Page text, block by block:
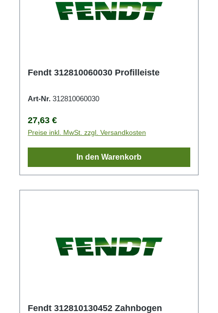
Fendt 312810060030 Profilleiste
Art-Nr. 312810060030
Regulärer Preis:
27,63 €
Preise inkl. MwSt. zzgl. Versandkosten
In den Warenkorb
Fendt 312810130452 Zahnbogen